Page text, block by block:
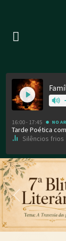
Previous